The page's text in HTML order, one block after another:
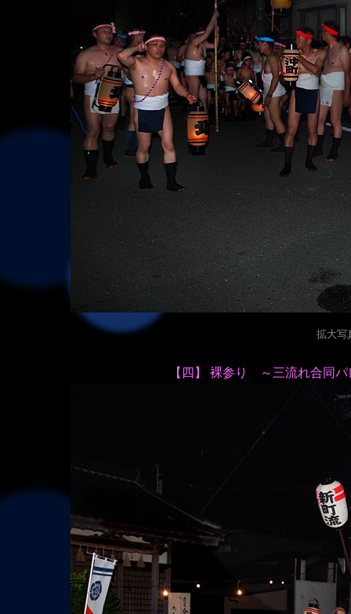
拡大写
【四】 裸参り ～三流れ合